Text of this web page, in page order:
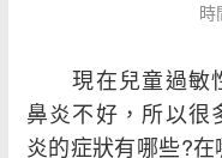
綜合
現在兒童過敏
鼻炎不好，所以很
炎的症狀有哪些?在